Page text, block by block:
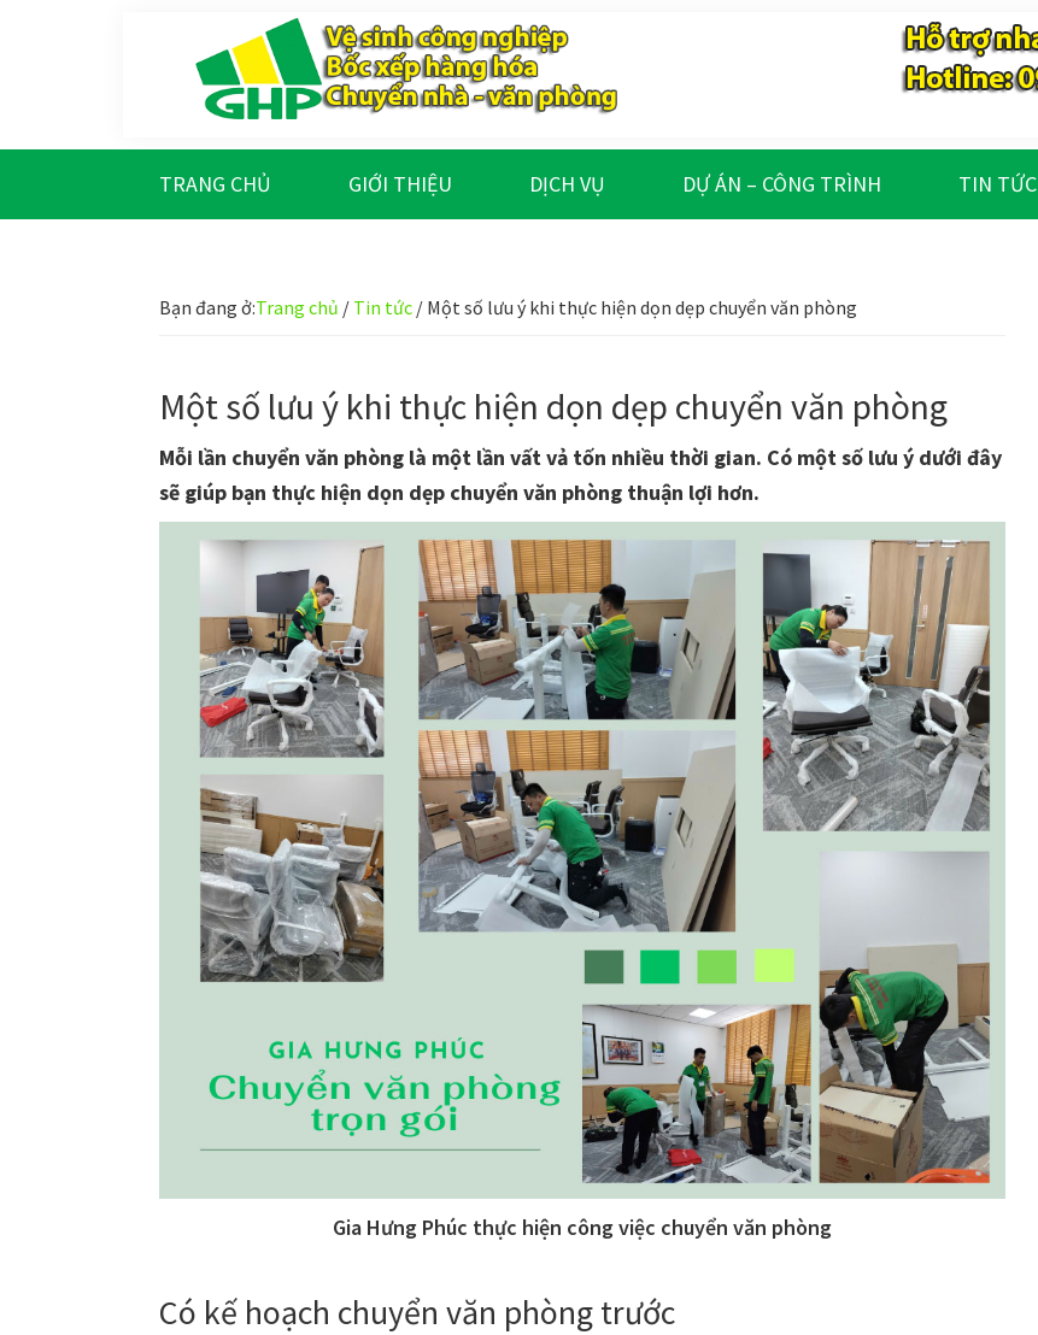
Hưng
Phúc
chất
niềm
TRANG CHỦ GIỚI THIỆU DỊCH VỤ DỰ ÁN – CÔNG TRÌNH TIN TỨC
Bạn đang ở:Trang chủ / Tin tức / Một số lưu ý khi thực hiện dọn dẹp chuyển văn phòng
Một số lưu ý khi thực hiện dọn dẹp chuyển văn phòng
Mỗi lần chuyển văn phòng là một lần vất vả tốn nhiều thời gian. Có một số lưu ý dưới đây
sẽ giúp bạn thực hiện dọn dẹp chuyển văn phòng thuận lợi hơn.
Gia Hưng Phúc thực hiện công việc chuyển văn phòng
Có kế hoạch chuyển văn phòng trước